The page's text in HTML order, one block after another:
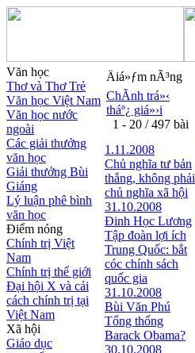
Văn học
Thơ và Thơ Trẻ
Văn học Việt Nam
Văn học nước
ngoài
Các giải thưởng
văn học
Giải thưởng Bùi
Giáng
Lý luận phê bình
văn học
Điểm nóng
Chính trị Việt
Nam
Chính trị thế giới
Đại hội X và cải
cách chính trị tại
Việt Nam
Xã hội
Giáo dục
Äiá»ƒm nÃ³ng
ChÃ­nh trá»‹
tháº¿ giá»›i
1 - 20 / 497 bài
1.11.2008
Chủ nghĩa tư bản
thắng, không phải
chủ nghĩa xã hội
31.10.2008
Đinh Học Lương
Tập đoàn lợi ích
Trung Quốc: bắt
cóc chính sách
quốc gia
31.10.2008
Bùi Văn Phú
Tổng thống
Barack Obama?
30.10.2008